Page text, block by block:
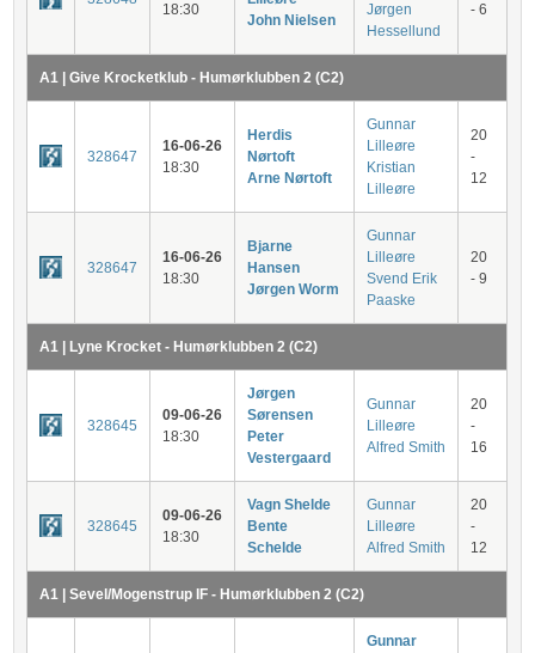
18:30
John Nielsen
Jørgen
Hessellund
- 6
A1 | Give Krocketklub - Humørklubben 2 (C2)
328647
16-06-26
18:30
Herdis
Nørtoft
Arne Nørtoft
Gunnar
Lilleøre
Kristian
Lilleøre
20
-
12
328647
16-06-26
18:30
Bjarne
Hansen
Jørgen Worm
Gunnar
Lilleøre
Svend Erik
Paaske
20
- 9
A1 | Lyne Krocket - Humørklubben 2 (C2)
328645
09-06-26
18:30
Jørgen
Sørensen
Peter
Vestergaard
Gunnar
Lilleøre
Alfred Smith
20
-
16
328645
09-06-26
18:30
Vagn Shelde
Bente
Schelde
Gunnar
Lilleøre
Alfred Smith
20
-
12
A1 | Sevel/Mogenstrup IF - Humørklubben 2 (C2)
Gunnar